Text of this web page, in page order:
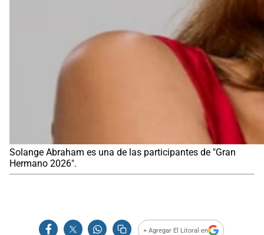
Solange Abraham es una de las participantes de "Gran
Hermano 2026".
+ Agregar El Litoral en